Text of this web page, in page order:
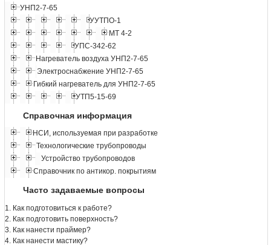
УНП2-7-65
УУТПО-1
МТ 4-2
УПС-342-62
Нагреватель воздуха УНП2-7-65
Электроснабжение УНП2-7-65
Гибкий нагреватель для УНП2-7-65
УТП5-15-69
Справочная информация
НСИ, используемая при разработке
Технологические трубопроводы
Устройство трубопроводов
Справочник по антикор. покрытиям
Часто задаваемые вопросы
1. Как подготовиться к работе?
2. Как подготовить поверхность?
3. Как нанести праймер?
4. Как нанести мастику?